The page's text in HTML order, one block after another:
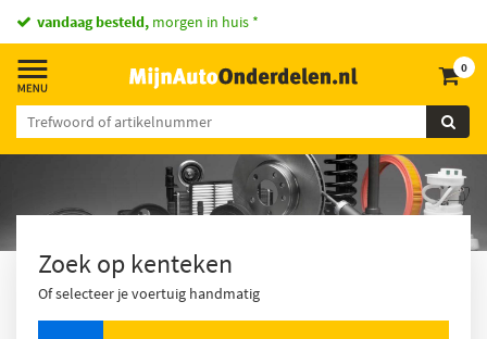
vandaag besteld, morgen in huis *
0
Zoek op kenteken
Of selecteer je voertuig handmatig